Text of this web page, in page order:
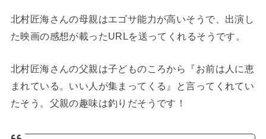
北村匠海さんの母親はエゴサ能力が高いそうで、出演し
た映画の感想が載ったURLを送ってくれるそうです。
北村匠海さんの父親は子どものころから『お前は人に恵
まれている。いい人が集まってくる』と言ってくれてい
たそう。父親の趣味は釣りだそうです！